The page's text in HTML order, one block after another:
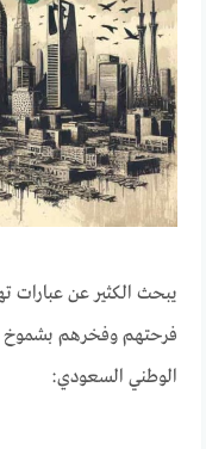
يبحث الكثير عن عبارات
فرحتهم وفخرهم بشموخ
الوطني السعودي: